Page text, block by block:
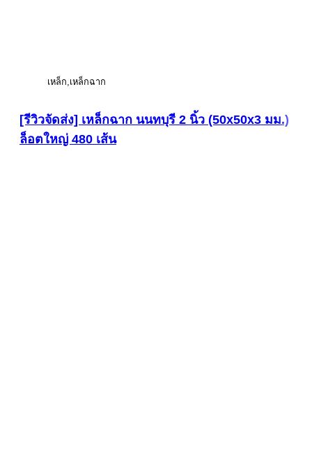
เหล็ก เหล็กฉาก
[รีวิวจัดส่ง] เหล็กฉาก นนทบุรี 2 นิ้ว (50x50x3 มม.)
ล็อตใหญ่ 480 เส้น